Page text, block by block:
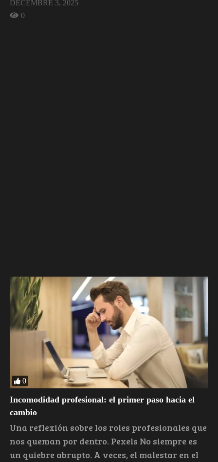
DÉCEMBRE 3, 2025
0
0
Incomodidad profesional: el primer paso hacia el
cambio
Una reflexión sobre los roles profesionales que
nos queman por dentro. Pexels No siempre es
un quiebre abrupto. A veces, el malestar en el